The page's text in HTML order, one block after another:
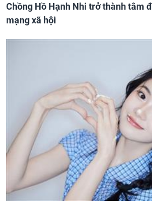
Chồng Hồ Hạnh Nhi trở thành tâm
mạng xã hội